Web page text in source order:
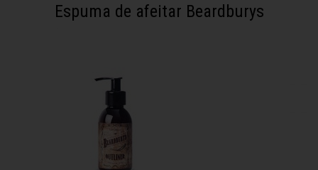
Espuma de afeitar Beardburys